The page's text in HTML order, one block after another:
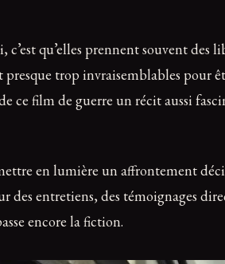
qu’elles prennent souvent des
trop invraisemblables pour
film de guerre un récit aussi
en lumière un affrontement
des entretiens, des témoignages
encore la fiction.